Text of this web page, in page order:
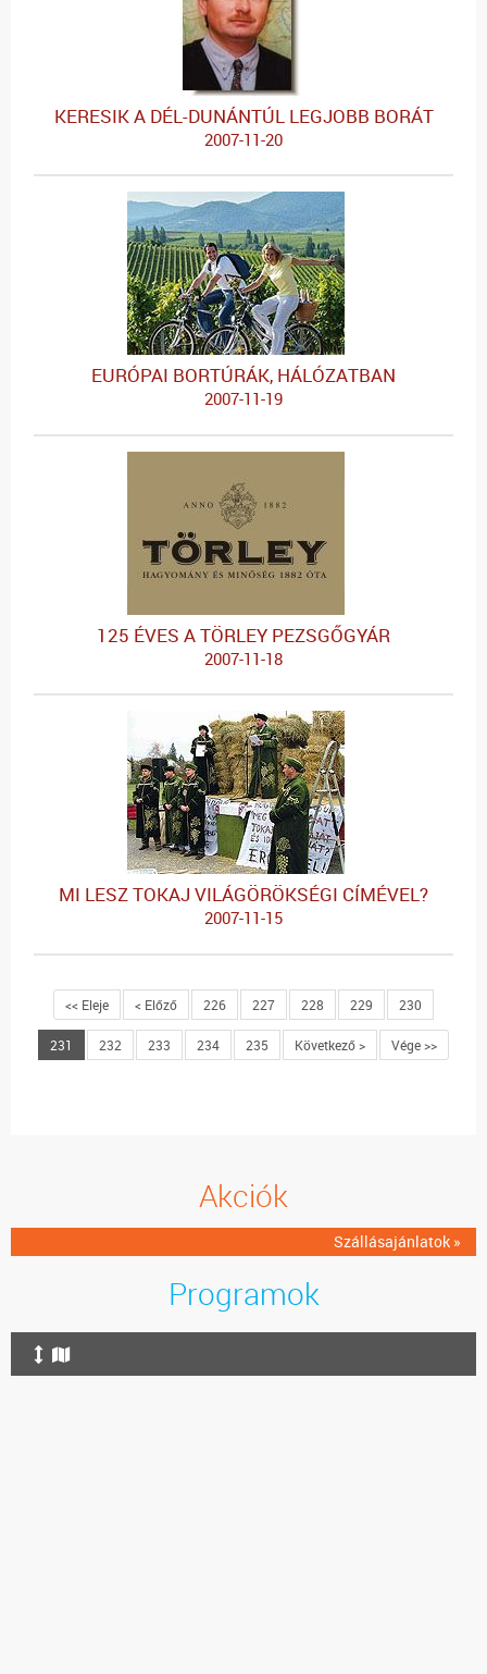
KERESIK A DÉL-DUNÁNTÚL LEGJOBB BORÁT
2007-11-20
EURÓPAI BORTÚRÁK, HÁLÓZATBAN
2007-11-19
125 ÉVES A TÖRLEY PEZSGŐGYÁR
2007-11-18
MI LESZ TOKAJ VILÁGÖRÖKSÉGI CÍMÉVEL?
2007-11-15
<< Eleje < Előző 226 227 228 229 230
231 232 233 234 235 Következő > Vége >>
Akciók
Szállásajánlatok »
Programok